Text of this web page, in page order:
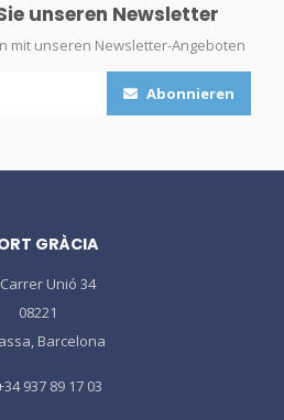
unseren Newsletter
mit unseren Newsletter-Angeboten
Abonnieren
GRÀCIA
Carrer Unió 34
08221
Barcelona
937 89 17 03